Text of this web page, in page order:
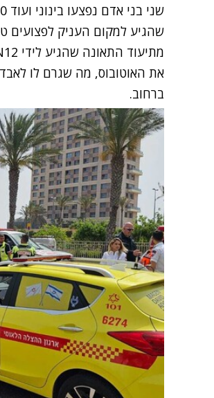
שני בני אדם נפצעו בינוני ועוד 10 קל בתאונת אוטובוס שאירעה היום (שני) בחיפה.
שהגיע למקום העניק לפצועים
את האוטובוס, מה שגרם לו
ברחוב.